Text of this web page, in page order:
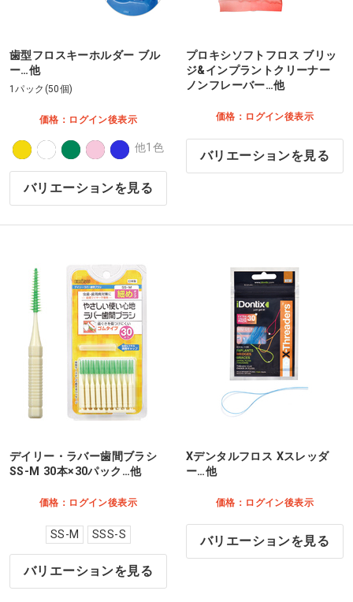
歯型フロスキーホルダー ブル
ー…他
1パック(50個)
価格：ログイン後表示
他1色
バリエーションを見る
プロキシソフトフロス ブリッ
ジ&インプラントクリーナー
ノンフレーバー…他
価格：ログイン後表示
バリエーションを見る
デイリー・ラバー歯間ブラシ
SS-M 30本×30パック…他
価格：ログイン後表示
SS-M SSS-S
バリエーションを見る
Xデンタルフロス Xスレッダ
ー…他
価格：ログイン後表示
バリエーションを見る